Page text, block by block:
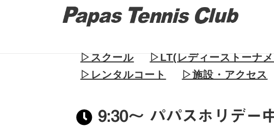
▷スクール ▷LT(レディーストーナ
▷レンタルコート
▷施設・アクセス
9:30～ パパスホリデー